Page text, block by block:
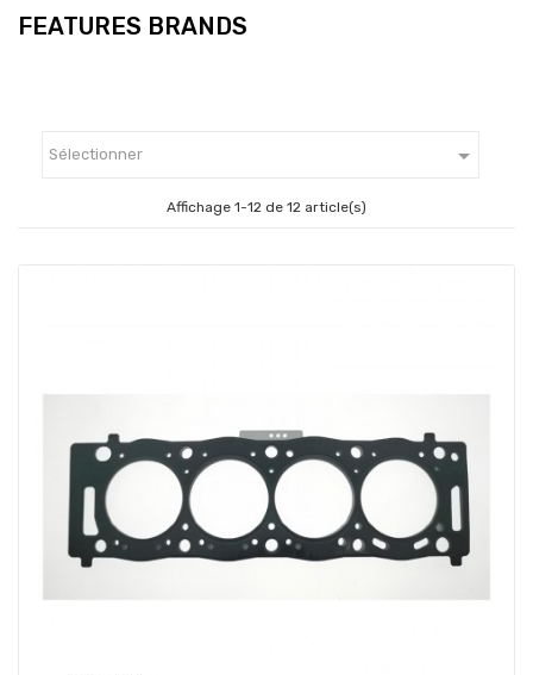
FEATURES BRANDS
Sélectionner 
Affichage 1-12 de 12 article(s)